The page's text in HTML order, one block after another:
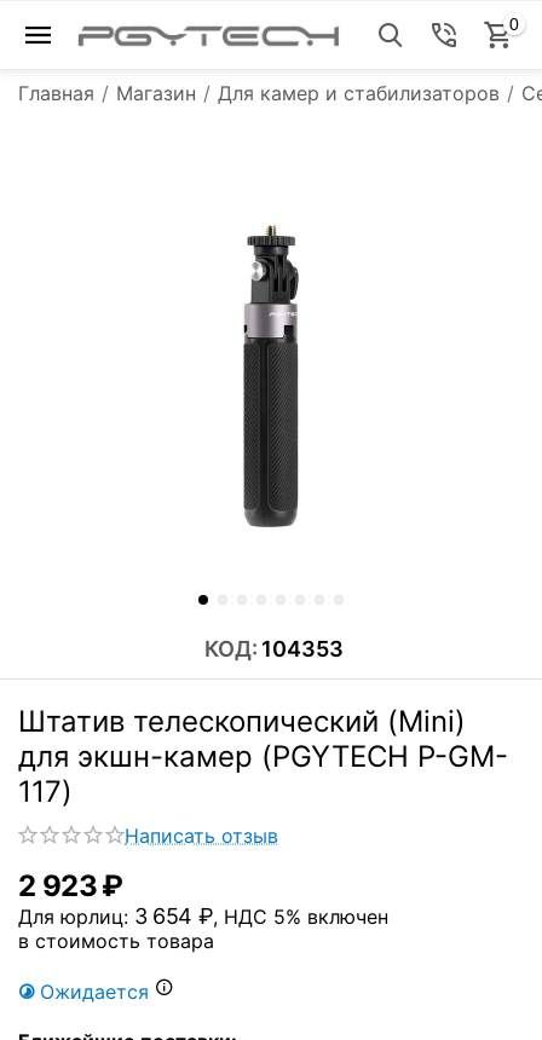
0
Главная / Магазин / Для камер и стабилизаторов /
КОД: 104353
Штатив телескопический (Mini)
для экшн-камер (PGYTECH P-GM-
117)
Написать отзыв
2 923₽
Для юрлиц: 3 654 ₽, НДС 5% включен
в стоимость товара
Ожидается